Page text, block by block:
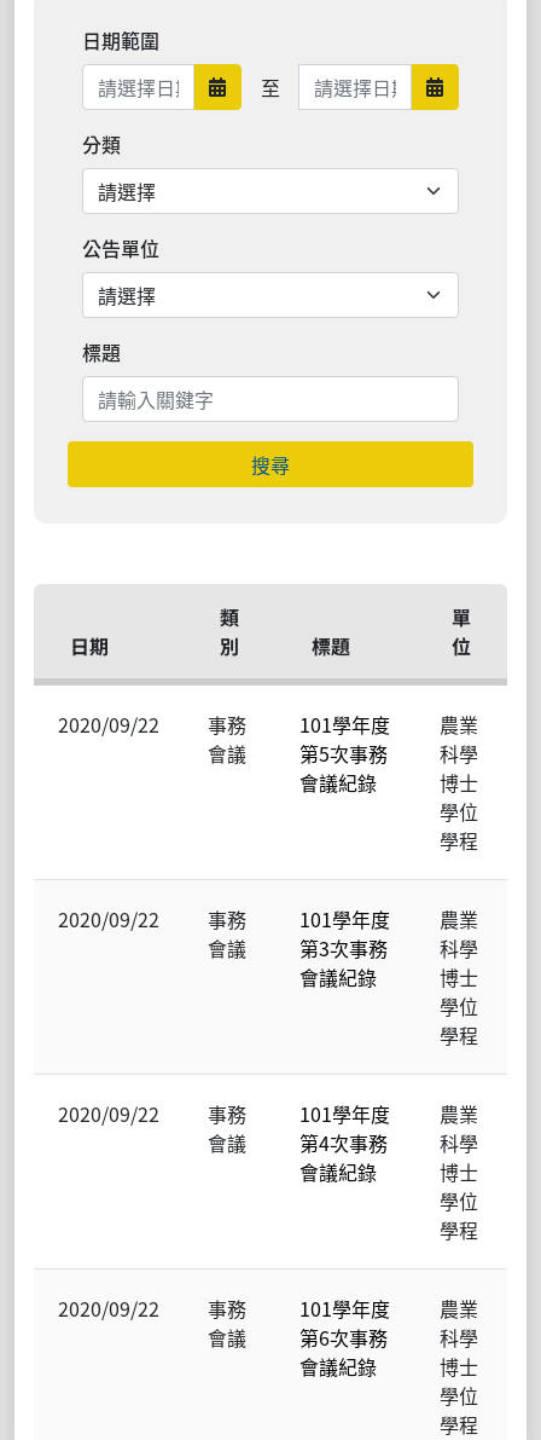
日期範圍
日期範圍開始
至 日期範圍結束 日期範圍
分類
公告單位
標題
搜尋
日期
類
別
標題
單
位
2020/09/22
事務
會議
101學年度
第5次事務
會議紀錄
農業
科學
博士
學位
學程
2020/09/22
事務
會議
101學年度
第3次事務
會議紀錄
農業
科學
博士
學位
學程
2020/09/22
事務
會議
101學年度
第4次事務
會議紀錄
農業
科學
博士
學位
學程
2020/09/22
事務
會議
101學年度
第6次事務
會議紀錄
農業
科學
博士
學位
學程